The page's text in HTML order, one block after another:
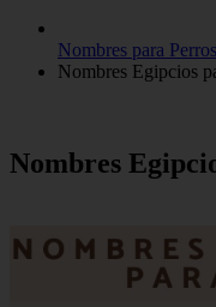
Nombres para Perros
Nombres Egipcios
Nombres